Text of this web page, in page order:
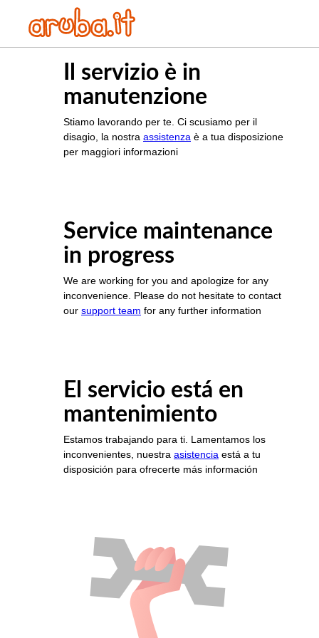
Il servizio è in
manutenzione
Stiamo lavorando per te. Ci scusiamo per il
disagio, la nostra assistenza è a tua disposizione
per maggiori informazioni
Service maintenance
in progress
We are working for you and apologize for any
inconvenience. Please do not hesitate to contact
our support team for any further information
El servicio está en
mantenimiento
Estamos trabajando para ti. Lamentamos los
inconvenientes, nuestra asistencia está a tu
disposición para ofrecerte más información